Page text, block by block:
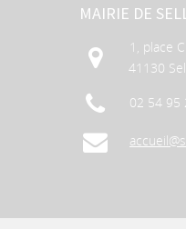
MAIRIE DE
1, place
41130
02 54 95